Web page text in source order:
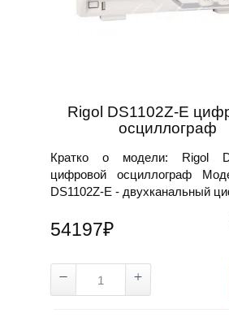
Rigol DS1102Z-E
осциллограф
Кратко о модели: Rigol
цифровой осциллограф
DS1102Z-E - двухканальный
54197₽